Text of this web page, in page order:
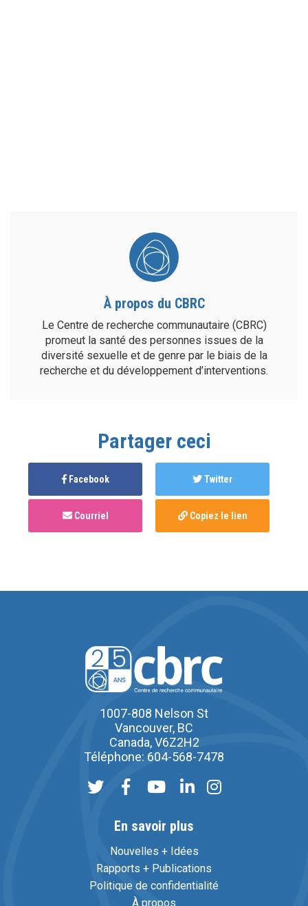
À propos du CBRC
Le Centre de recherche communautaire (CBRC)
promeut la santé des personnes issues de la
diversité sexuelle et de genre par le biais de la
recherche et du développement d’interventions.
Partager ceci
Facebook Twitter
Courriel Copiez le lien
1007-808 Nelson St
Vancouver, BC
Canada, V6Z2H2
Téléphone: 604-568-7478
En savoir plus
Nouvelles + Idées
Rapports + Publications
Politique de confidentialité
À propos